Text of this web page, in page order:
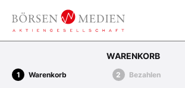
WARENKORB
Warenkorb Bezahlen